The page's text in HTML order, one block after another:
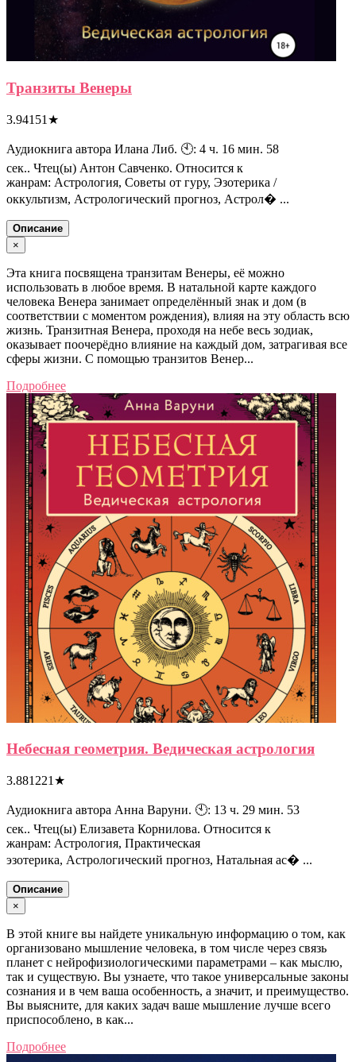
Транзиты Венеры
3.94151 ★
Аудиокнига автора Илана Либ. 🕙: 4 ч. 16 мин. 58
сек.. Чтец(ы) Антон Савченко. Относится к
жанрам: Астрология, Советы от гуру, Эзотерика /
оккультизм, Астрологический прогноз, Астрол� ...
Описание
×
Эта книга посвящена транзитам Венеры, её можно
использовать в любое время. В натальной карте каждого
человека Венера занимает определённый знак и дом (в
соответствии с моментом рождения), влияя на эту область всю
жизнь. Транзитная Венера, проходя на небе весь зодиак,
оказывает поочерёдно влияние на каждый дом, затрагивая все
сферы жизни. С помощью транзитов Венер...
Подробнее
Небесная геометрия. Ведическая астрология
3.881221 ★
Аудиокнига автора Анна Варуни. 🕙: 13 ч. 29 мин. 53
сек.. Чтец(ы) Елизавета Корнилова. Относится к
жанрам: Астрология, Практическая
эзотерика, Астрологический прогноз, Натальная ас� ...
Описание
×
В этой книге вы найдете уникальную информацию о том, как
организовано мышление человека, в том числе через связь
планет с нейрофизиологическими параметрами – как мыслю,
так и существую. Вы узнаете, что такое универсальные законы
сознания и в чем ваша особенность, а значит, и преимущество.
Вы выясните, для каких задач ваше мышление лучше всего
приспособлено, в как...
Подробнее